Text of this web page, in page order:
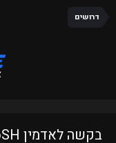
דרושים
בקשה לאדמין HirboSH